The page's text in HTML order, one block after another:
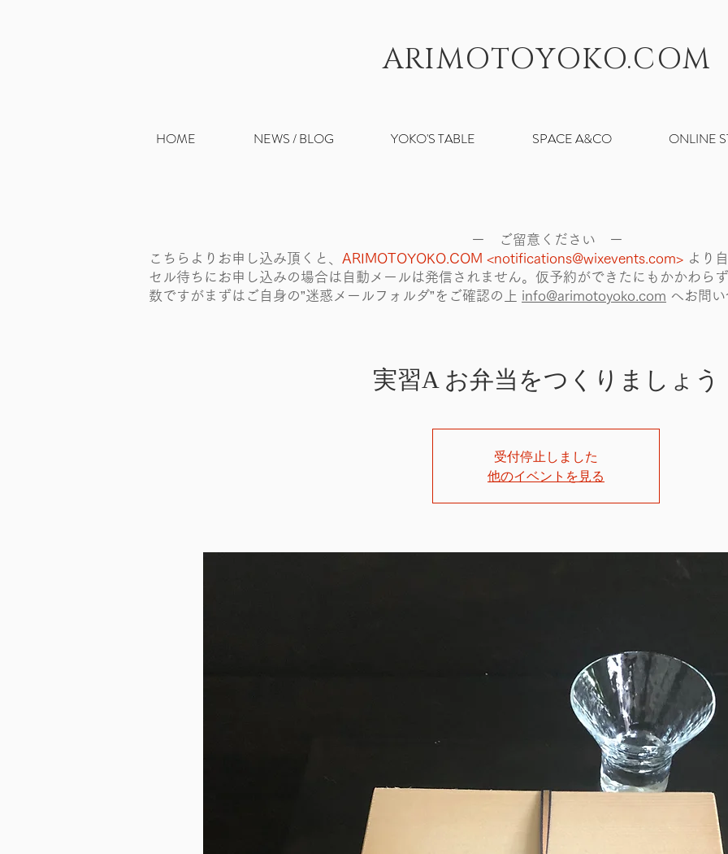
ARIMOTOYOKO.COM
HOME NEWS / BLOG YOKO'S TABLE SPACE A&CO ONLINE
ー ご留意ください ー
こちらよりお申し込み頂くと、 ARIMOTOYOKO.COM <notifications@wixevents.com> より
セル待ちにお申し込みの場合は自動メールは発信されません。仮予約ができたにもかかわら
数ですがまずはご自身の”迷惑メールフォルダ”をご確認の上 info@arimotoyoko.com へお問
実習A お弁当をつくりましょう
受付停止しました
他のイベントを見る